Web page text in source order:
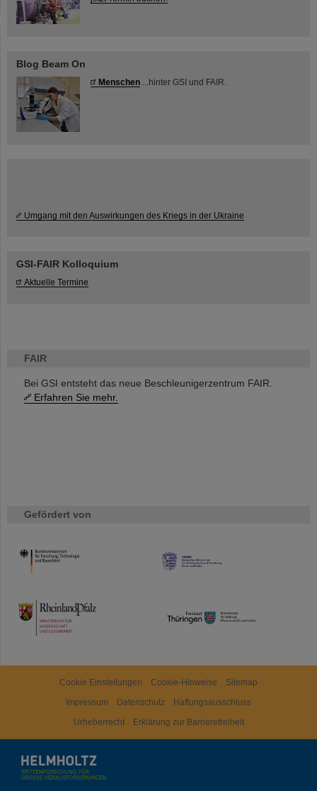
FAIR
Bei GSI entsteht das neue Beschleunigerzentrum FAIR.
Erfahren Sie mehr.
Gefördert von
HMWK
TMWWDG
Blog Beam On
Menschen ...hinter GSI und FAIR.
Umgang mit den Auswirkungen des Kriegs in der Ukraine
GSI-FAIR Kolloquium
Aktuelle Termine
Cookie Einstellungen Cookie-Hinweise
Sitemap
Impressum
Datenschutz
Haftungsausschluss
Urheberrecht
Erklärung zur Barrierefreiheit